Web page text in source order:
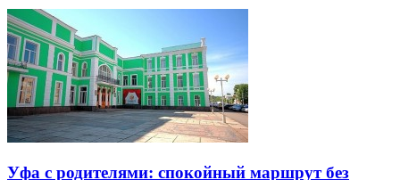
Уфа с родителями: спокойный маршрут без